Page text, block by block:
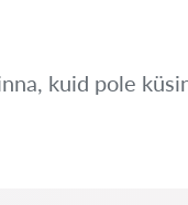
kuid pole